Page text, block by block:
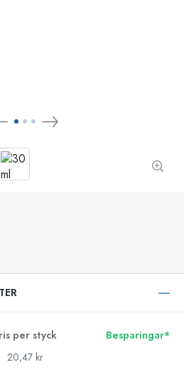
per styck
Besparingar*
20,47 kr